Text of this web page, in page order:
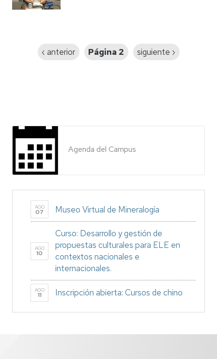
Página
‹ anterior Página 2
Siguiente
siguiente ›
Agenda del Campus
AGO
07 Museo Virtual de Mineralogía
AGO
10
Curso: Desarrollo y gestión de
propuestas culturales para ELE en
contextos nacionales e
internacionales.
AGO
11 Inscripción abierta: Cursos de chino